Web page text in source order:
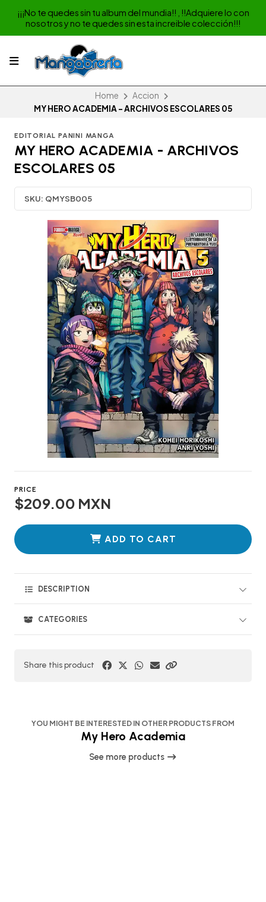
¡¡¡No te quedes sin tu album del mundia!! , !!Adquiere lo con
nosotros y no te quedes sin esta increible colección!!!
Home
Accion
MY HERO ACADEMIA - ARCHIVOS ESCOLARES 05
EDITORIAL PANINI MANGA
MY HERO ACADEMIA - ARCHIVOS
ESCOLARES 05
SKU: QMYSB005
PRICE
$209.00 MXN
ADD TO CART
DESCRIPTION
CATEGORIES
Share this product
YOU MIGHT BE INTERESTED IN OTHER PRODUCTS FROM
My Hero Academia
See more products